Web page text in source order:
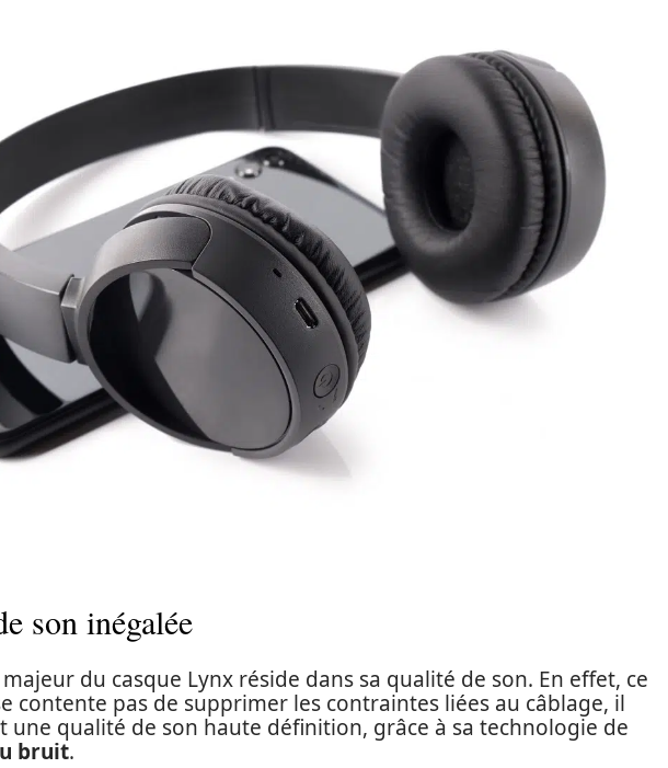
son inégalée
du casque Lynx réside dans sa qualité de son. En effet, ce
contente pas de supprimer les contraintes liées au câblage, il
une qualité de son haute définition, grâce à sa technologie de
bruit.